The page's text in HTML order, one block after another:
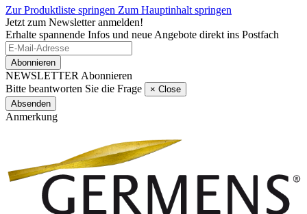
Zur Produktliste springen Zum Hauptinhalt springen
Jetzt zum Newsletter anmelden!
Erhalte spannende Infos und neue Angebote direkt ins Postfach
Abonnieren
NEWSLETTER Abonnieren
Bitte beantworten Sie die Frage
× Close
Absenden
Anmerkung